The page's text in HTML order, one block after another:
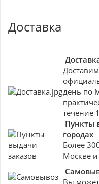
Доставка
день по
течение
Пункты
городах
Более
Москве и
Вы